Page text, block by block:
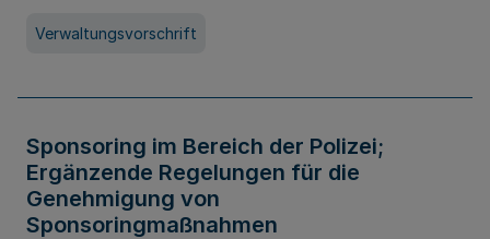
Verwaltungsvorschrift
Sponsoring im Bereich der Polizei;
Ergänzende Regelungen für die
Genehmigung von
Sponsoringmaßnahmen